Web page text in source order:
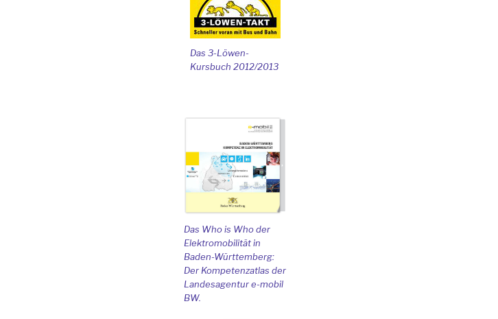
Das 3-Löwen-
Kursbuch 2012/2013
Das Who is Who der
Elektromobilität in
Baden-Württemberg:
Der Kompetenzatlas der
Landesagentur e-mobil
BW.